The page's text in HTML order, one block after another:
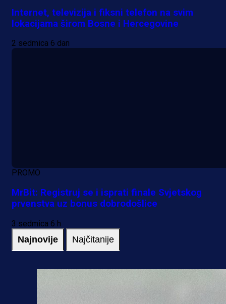
Internet, televizija i fiksni telefon na svim
lokacijama širom Bosne i Hercegovine
2 sedmica 6 dan
PROMO
MrBit: Registruj se i isprati finale Svjetskog
prvenstva uz bonus dobrodošlice
3 sedmica 6 h
Najnovije Najčitanije